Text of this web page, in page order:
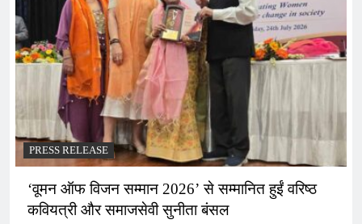
PRESS RELEASE
‘वूमन ऑफ विजन सम्मान 2026’ से सम्मानित हुईं वरिष्ठ
कवियत्री और समाजसेवी सुनीता बंसल